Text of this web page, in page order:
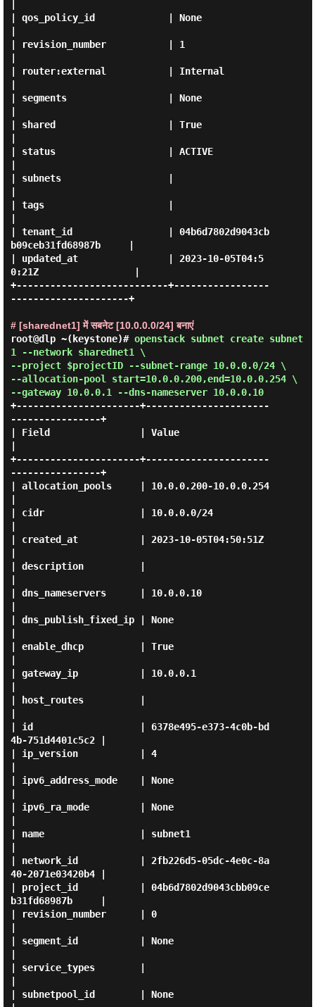
| qos_policy_id             | None
| revision_number           | 1
| router:external           | Internal
| segments                  | None
| shared                    | True
| status                    | ACTIVE
| subnets                   |
| tags                      |
| tenant_id                 | 04b6d7802d9043cb
b09ceb31fd68987b     |
| updated_at                | 2023-10-05T04:5
0:21Z                 |
+---------------------------+-----------------
---------------------+
# [sharednet1] में सबनेट [10.0.0.0/24] बनाएं
root@dlp ~(keystone)# openstack subnet create subnet
1 --network sharednet1 \
--project $projectID --subnet-range 10.0.0.0/24 \
--allocation-pool start=10.0.0.200,end=10.0.0.254 \
--gateway 10.0.0.1 --dns-nameserver 10.0.0.10
+----------------------+----------------------
----------------+
| Field                | Value
+----------------------+----------------------
----------------+
| allocation_pools     | 10.0.0.200-10.0.0.254
| cidr                 | 10.0.0.0/24
| created_at           | 2023-10-05T04:50:51Z
| description          |
| dns_nameservers      | 10.0.0.10
| dns_publish_fixed_ip | None
| enable_dhcp          | True
| gateway_ip           | 10.0.0.1
| host_routes          |
| id                   | 6378e495-e373-4c0b-bd
4b-751d4401c5c2 |
| ip_version           | 4
| ipv6_address_mode    | None
| ipv6_ra_mode         | None
| name                 | subnet1
| network_id           | 2fb226d5-05dc-4e0c-8a
40-2071e03420b4 |
| project_id           | 04b6d7802d9043cbb09ce
b31fd68987b     |
| revision_number      | 0
| segment_id           | None
| service_types        |
| subnetpool_id        | None